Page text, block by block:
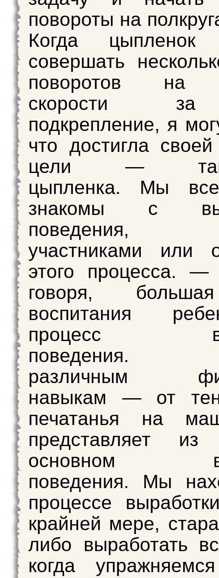
повороты на
Когда цыпленок
совершать
поворотов на
скорости
подкрепление, я
что достигла
цели —
цыпленка. Мы
знакомы с
поведения,
участниками или
этого процесса. —
говоря,
воспитания
процесс
поведения.
различным
навыкам — от
печатанья на
представляет
основном
поведения. Мы
процессе
крайней мере,
либо выработать
когда